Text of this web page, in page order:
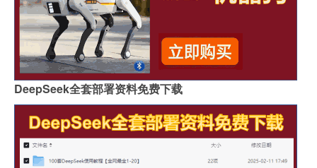
DeepSeek全套部署资料免费下载